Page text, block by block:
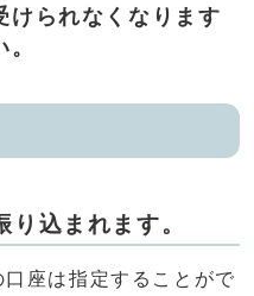
けられなくなります
込まれます。
座は指定することがで